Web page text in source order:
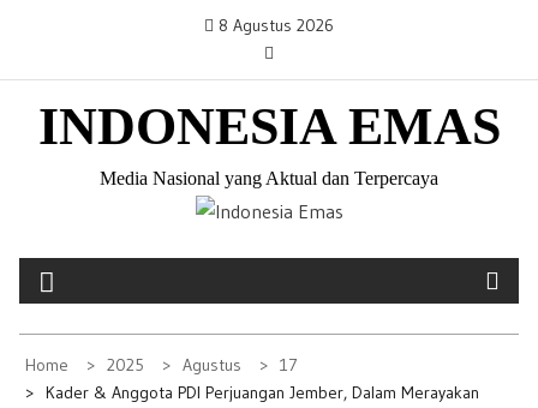
i
8 Agustus 2026
INDONESIA EMAS
Media Nasional yang Aktual dan Terpercaya
Home 2025 Agustus
17
Kader & Anggota PDI Perjuangan Jember, Dalam Merayakan